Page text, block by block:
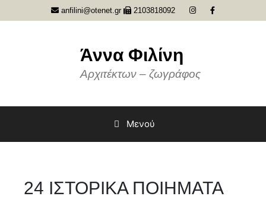
anfilini@otenet.gr 2103818092
Άννα Φιλίνη
Αρχιτέκτων – ζωγράφος
Μενού
24 ΙΣΤΟΡΙΚΑ ΠΟΙΗΜΑΤΑ